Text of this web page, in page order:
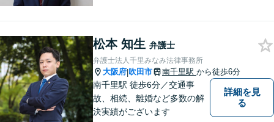
あれば出張相談にも応じてお
りますのでお気軽にご相談く
ださい。
松本 知生 弁護士
弁護士法人千里みなみ法律事務所
大阪府|吹田市 南千里駅 から徒歩6分
南千里駅 徒歩6分／交通事
故、相続、離婚など多数の解
決実績がございます
詳細を見
る